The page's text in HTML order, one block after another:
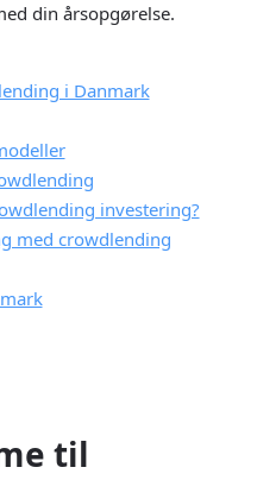
din årsopgørelse.
i Danmark
investering?
med crowdlending
til